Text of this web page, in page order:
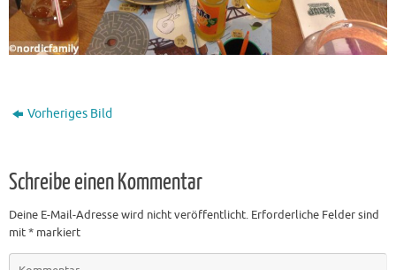
Vorheriges Bild
Schreibe einen Kommentar
Deine E-Mail-Adresse wird nicht veröffentlicht. Erforderliche Felder sind
mit* markiert